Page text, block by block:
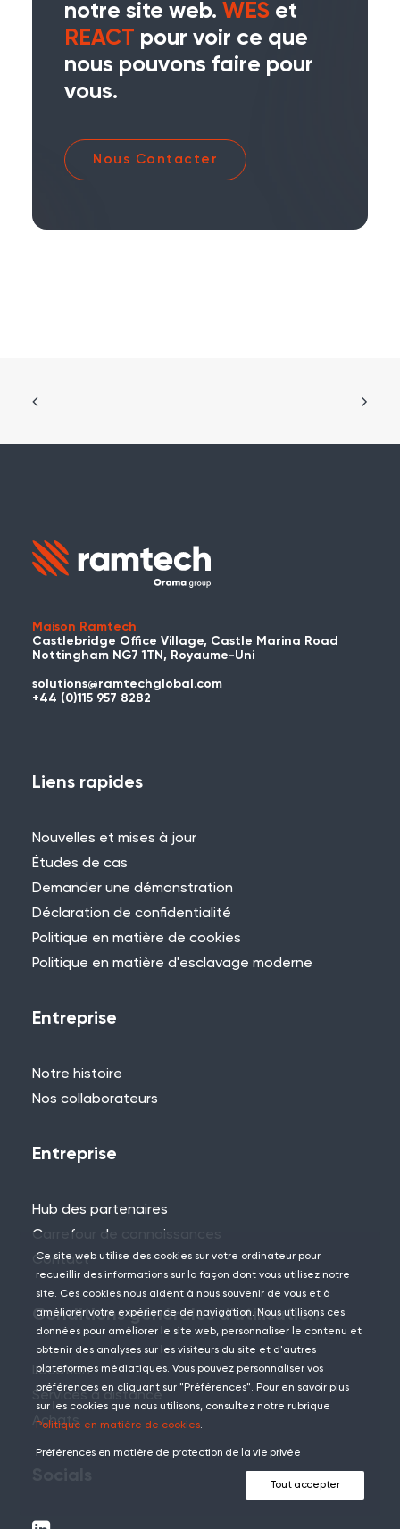
notre site web. WES et
REACT pour voir ce que
nous pouvons faire pour
vous.
Nous Contacter
Maison Ramtech
Castlebridge Office Village, Castle Marina Road
Nottingham NG7 1TN, Royaume-Uni
solutions@ramtechglobal.com
+44 (0)115 957 8282
Liens rapides
Nouvelles et mises à jour
Études de cas
Demander une démonstration
Déclaration de confidentialité
Politique en matière de cookies
Politique en matière d'esclavage moderne
Entreprise
Notre histoire
Nos collaborateurs
Entreprise
Hub des partenaires
Carrefour de connaissances
Contact
Conditions générales d'utilisation
Location
Services à distance
Achats
Ce site web utilise des cookies sur votre ordinateur pour
recueillir des informations sur la façon dont vous utilisez notre
site. Ces cookies nous aident à nous souvenir de vous et à
améliorer votre expérience de navigation. Nous utilisons ces
données pour améliorer le site web, personnaliser le contenu et
obtenir des analyses sur les visiteurs du site et d'autres
plateformes médiatiques. Vous pouvez personnaliser vos
préférences en cliquant sur "Préférences". Pour en savoir plus
sur les cookies que nous utilisons, consultez notre rubrique
Politique en matière de cookies.
Préférences en matière de protection de la vie privée
Tout accepter